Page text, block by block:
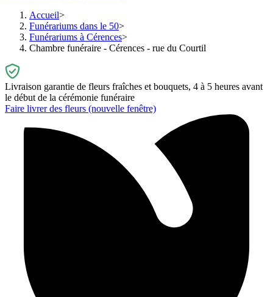
Accueil
Funérariums dans le 50
Funérariums à Cérences
Chambre funéraire - Cérences - rue du Courtil
Livraison garantie de fleurs fraîches et bouquets, 4 à 5 heures avant
le début de la cérémonie funéraire
Faire livrer des fleurs (nouvelle fenêtre)